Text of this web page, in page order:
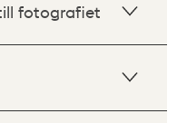
fotografiet